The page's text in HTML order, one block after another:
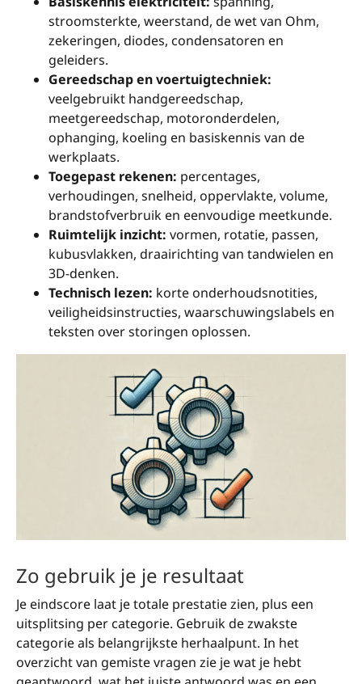
stroomsterkte, weerstand, de wet van Ohm,
zekeringen, diodes, condensatoren en
geleiders.
Gereedschap en voertuigtechniek:
veelgebruikt handgereedschap,
meetgereedschap, motoronderdelen,
ophanging, koeling en basiskennis van de
werkplaats.
Toegepast rekenen: percentages,
verhoudingen, snelheid, oppervlakte, volume,
brandstofverbruik en eenvoudige meetkunde.
Ruimtelijk inzicht: vormen, rotatie, passen,
kubusvlakken, draairichting van tandwielen en
3D-denken.
Technisch lezen: korte onderhoudsnotities,
veiligheidsinstructies, waarschuwingslabels en
teksten over storingen oplossen.
Zo gebruik je je resultaat
Je eindscore laat je totale prestatie zien, plus een
uitsplitsing per categorie. Gebruik de zwakste
categorie als belangrijkste herhaalpunt. In het
overzicht van gemiste vragen zie je wat je hebt